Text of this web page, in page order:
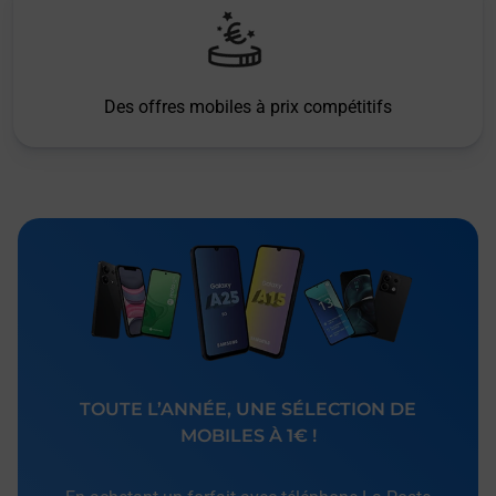
Des offres mobiles à prix compétitifs
TOUTE L’ANNÉE, UNE SÉLECTION DE
MOBILES À 1€ !